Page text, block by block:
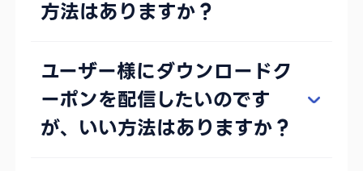
方法はありますか？
ユーザー様にダウンロードク
ーポンを配信したいのです
が、いい方法はありますか？